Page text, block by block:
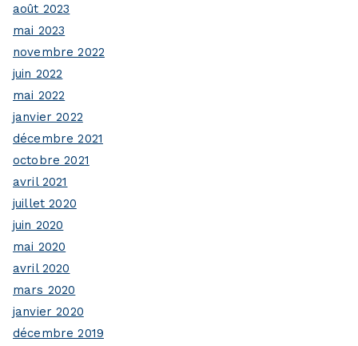
août 2023
mai 2023
novembre 2022
juin 2022
mai 2022
janvier 2022
décembre 2021
octobre 2021
avril 2021
juillet 2020
juin 2020
mai 2020
avril 2020
mars 2020
janvier 2020
décembre 2019